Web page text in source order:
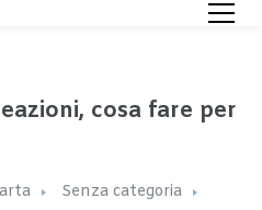
cosa fare per
Senza categoria